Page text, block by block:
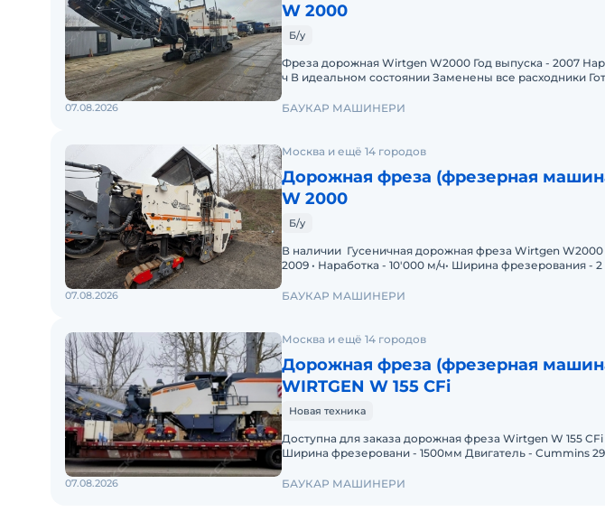
W 2000
Б/у
Фреза дорожная Wirtgen W2000 Год выпуска - 2007 Наработка - 6000 м/
ч В идеальном состоянии Заменены все расходники
07.08.2026 БАУКАР МАШИНЕРИ
Москва и ещё 14 городов
Дорожная фреза (фрезерная
W 2000
Б/у
В наличии Гусеничная дорожная фреза Wirtgen W2000
2009 • Наработка - 10'000 м/ч• Ширина фрезерования - 2
07.08.2026 БАУКАР МАШИНЕРИ
Москва и ещё 14 городов
Дорожная фреза (фрезерная
WIRTGEN W 155 CFi
Новая техника
Доступна для заказа дорожная фреза Wirtgen W 155 CFi Новая 2026 г.в.
Ширина фрезеровани - 1500мм Двигатель - Cummins
07.08.2026 БАУКАР МАШИНЕРИ